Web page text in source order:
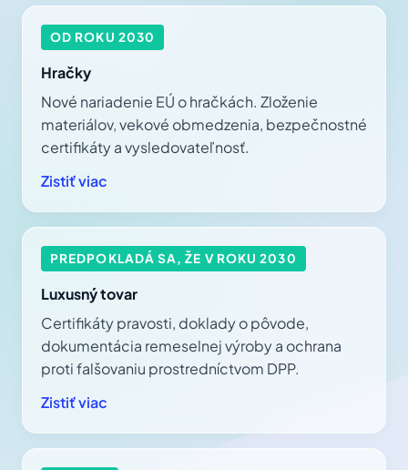
OD ROKU 2030
Hračky
Nové nariadenie EÚ o hračkách. Zloženie
materiálov, vekové obmedzenia, bezpečnostné
certifikáty a vysledovateľnosť.
Zistiť viac
PREDPOKLADÁ SA, ŽE V ROKU 2030
Luxusný tovar
Certifikáty pravosti, doklady o pôvode,
dokumentácia remeselnej výroby a ochrana
proti falšovaniu prostredníctvom DPP.
Zistiť viac